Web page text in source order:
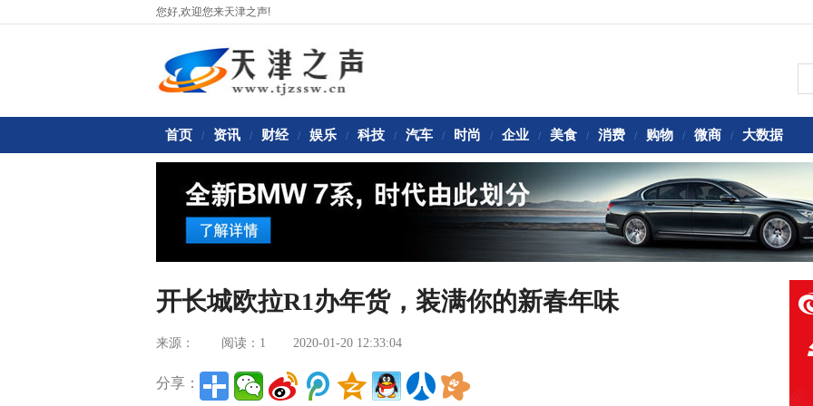
您好,欢迎您来天津之声!
首页 / 资讯 / 财经 / 娱乐 / 科技 / 汽车 / 时尚 / 企业 / 美食 / 消费 / 购物 / 微商 / 大数据
开长城欧拉R1办年货，装满你的新春年味
来源： 阅读：1 2020-01-20 12:33:04
分享：